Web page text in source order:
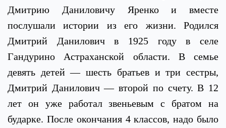
Дмитрию Даниловичу Яренко и вместе
послушали истории из его жизни. Родился
Дмитрий Данилович в 1925 году в селе
Гандурино Астраханской области. В семье
девять детей — шесть братьев и три сестры,
Дмитрий Данилович — второй по счету. В 12
лет он уже работал звеньевым с братом на
бударке. После окончания 4 классов, надо было